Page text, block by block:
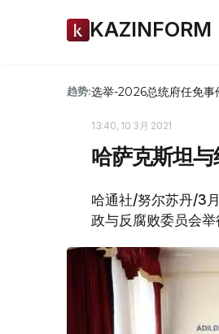
KAZINFORM
趋势:选举-2026总统府任免事
13:40, 10 3月 2021
哈萨克斯坦
哈通社/努尔苏丹/3
政与反腐败委员会举